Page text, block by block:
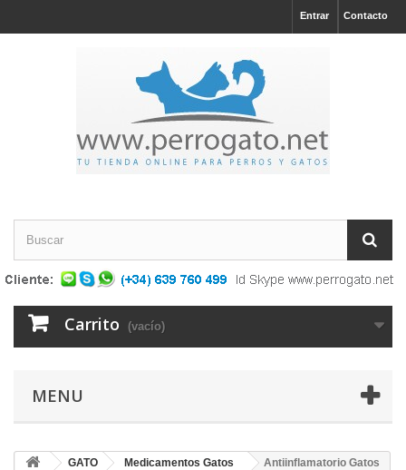
Contacto
Entrar
Carrito (vacío)
MENU
GATO Medicamentos Gatos Antiinflamatorio Gatos